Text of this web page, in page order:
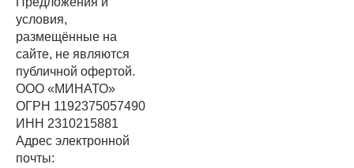
условия,
размещённые на
сайте, не являются
публичной офертой.
ООО «МИНАТО»
ОГРН 1192375057490
ИНН 2310215881
Адрес электронной
почты: